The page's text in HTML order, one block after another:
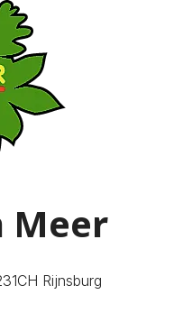
Meer
Rijnsburg